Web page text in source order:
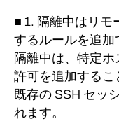
■ 1. 隔離中はリモ
するルールを追加
隔離中は、特定
許可を追加するこ
既存の SSH セッ
れます。